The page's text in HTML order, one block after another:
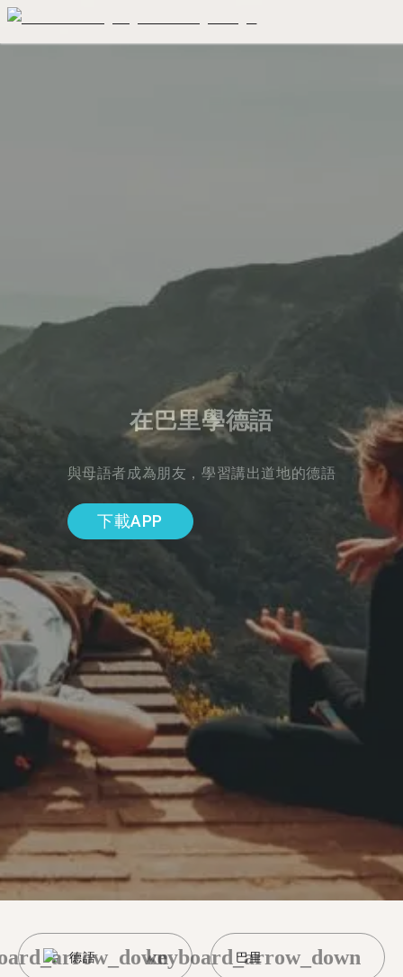
在巴里學德語
與母語者成為朋友，學習講出道地的德語
下載APP
德語 巴里
keyboard_arrow_down